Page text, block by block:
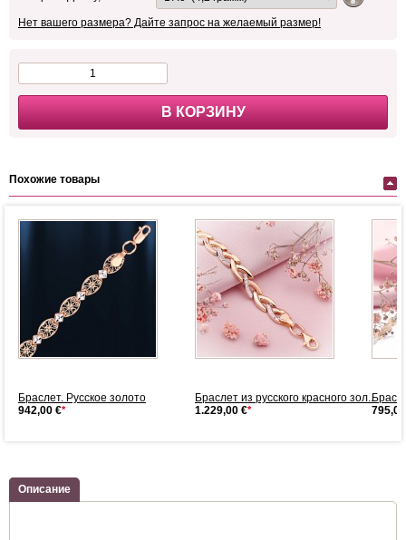
Нет вашего размера? Дайте запрос на желаемый размер!
В КОРЗИНУ
Похожие товары
Браслет. Русское золото
942,00 €*
Браслет из русского красного зол...
1.229,00 €*
Описание